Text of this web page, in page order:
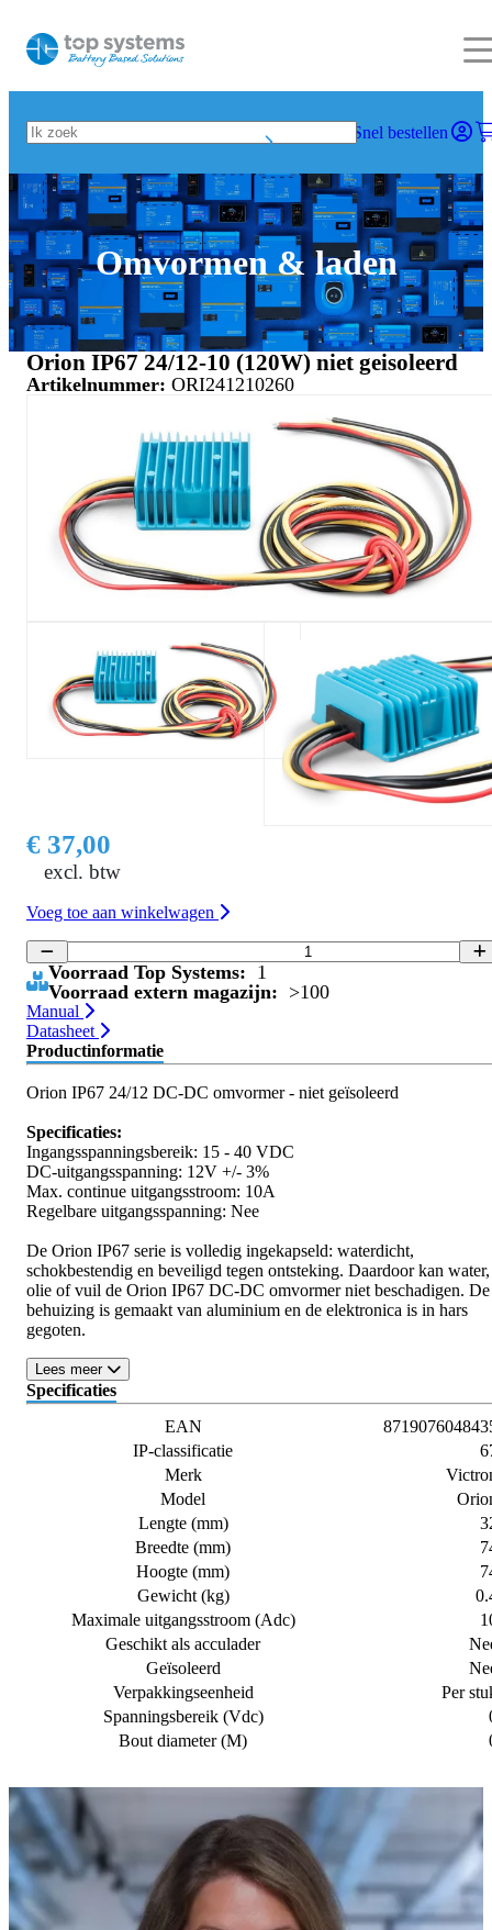
Snel bestellen
Omvormen & laden
Orion IP67 24/12-10 (120W) niet geisoleerd
Artikelnummer: ORI241210260
€ 37,00
excl. btw
Voeg toe aan winkelwagen
Voorraad Top Systems: 1
Voorraad extern magazijn: >100
Manual
Datasheet
Productinformatie
Orion IP67 24/12 DC-DC omvormer - niet geïsoleerd
Specificaties:
Ingangsspanningsbereik: 15 - 40 VDC
DC-uitgangsspanning: 12V +/- 3%
Max. continue uitgangsstroom: 10A
Regelbare uitgangsspanning: Nee
De Orion IP67 serie is volledig ingekapseld: waterdicht,
schokbestendig en beveiligd tegen ontsteking. Daardoor kan water,
olie of vuil de Orion IP67 DC-DC omvormer niet beschadigen. De
behuizing is gemaakt van aluminium en de elektronica is in hars
gegoten.
Lees meer
Specificaties
EAN
IP-classificatie
Merk
Model
Lengte (mm)
Breedte (mm)
Hoogte (mm)
Gewicht (kg)
Maximale uitgangsstroom (Adc)
Geschikt als acculader
Geïsoleerd
Verpakkingseenheid
Per
Spanningsbereik (Vdc)
Bout diameter (M)